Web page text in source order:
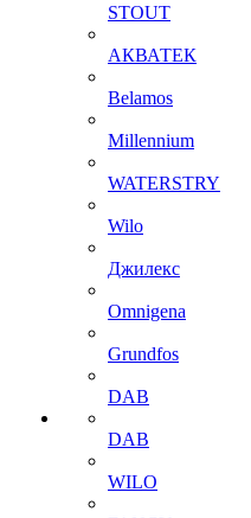
STOUT
АКВАТЕК
Belamos
Millennium
WATERSTRY
Wilo
Джилекс
Omnigena
Grundfos
DAB
DAB
WILO